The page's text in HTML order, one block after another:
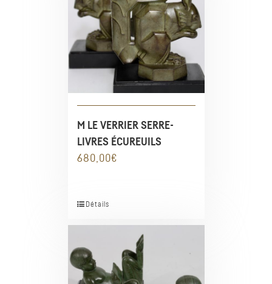
M LE VERRIER SERRE-
LIVRES ÉCUREUILS
680,00€
Détails